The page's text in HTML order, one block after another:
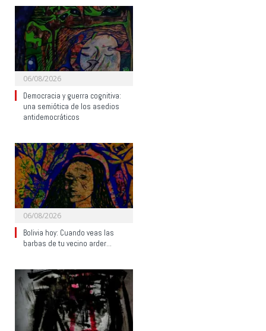
06/08/2026
Democracia y guerra cognitiva:
una semiótica de los asedios
antidemocráticos
06/08/2026
Bolivia hoy: Cuando veas las
barbas de tu vecino arder…